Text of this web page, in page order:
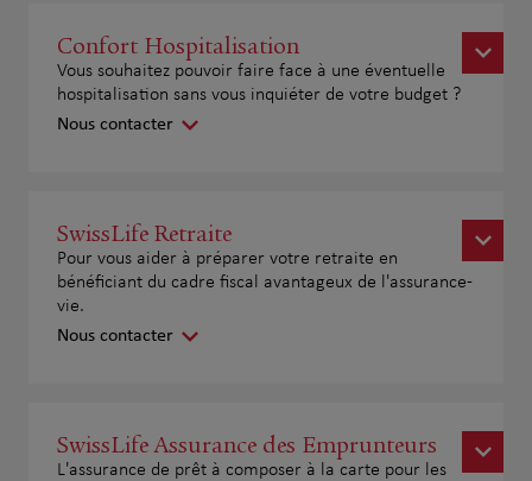
Confort Hospitalisation
Vous souhaitez pouvoir faire face à une éventuelle
hospitalisation sans vous inquiéter de votre budget ?
Nous contacter
SwissLife Retraite
Pour vous aider à préparer votre retraite en
bénéficiant du cadre fiscal avantageux de l'assurance-
vie.
Nous contacter
SwissLife Assurance des Emprunteurs
L'assurance de prêt à composer à la carte pour les